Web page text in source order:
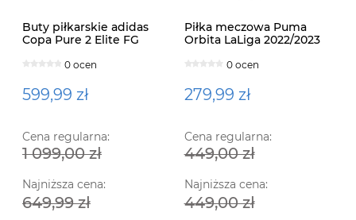
Buty piłkarskie adidas
Copa Pure 2 Elite FG
0 ocen
599,99 zł
Cena regularna:
1 099,00 zł
Najniższa cena:
649,99 zł
Piłka meczowa Puma
Orbita LaLiga 2022/2023
0 ocen
279,99 zł
Cena regularna:
449,00 zł
Najniższa cena:
449,00 zł